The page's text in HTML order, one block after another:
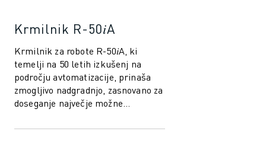
Krmilnik R-50𝑖A
Krmilnik za robote R-50𝑖A, ki
temelji na 50 letih izkušenj na
področju avtomatizacije, prinaša
zmogljivo nadgradnjo, zasnovano za
doseganje največje možne
inteligentne fu...